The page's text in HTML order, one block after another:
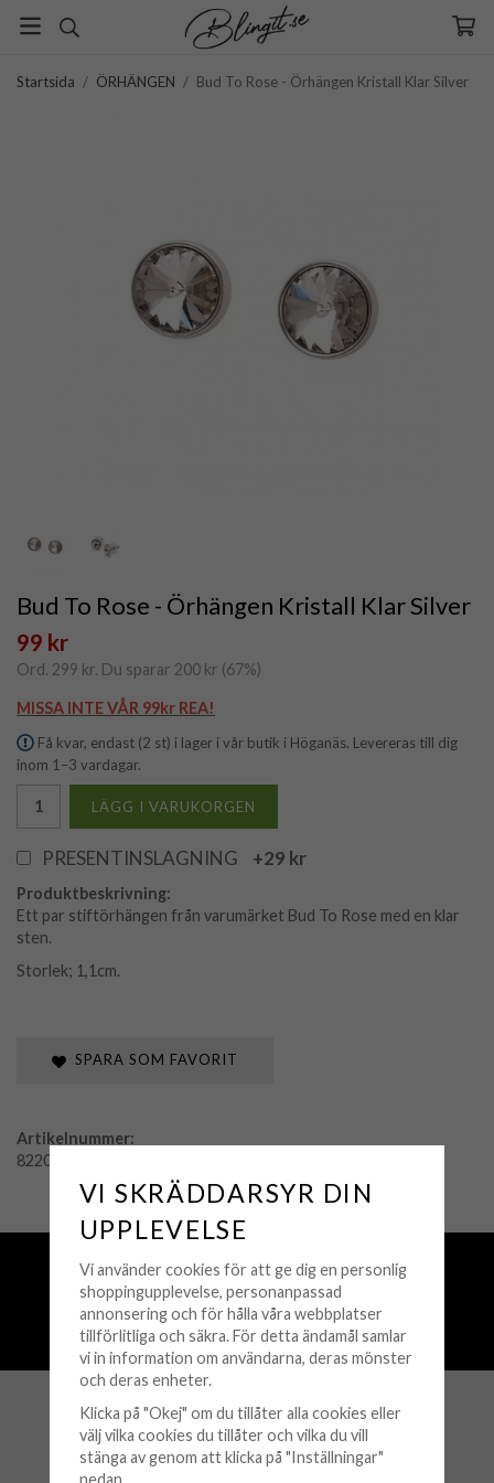
Startsida / ÖRHÄNGEN / Bud To Rose - Örhängen Kristall Klar Silver
Bud To Rose - Örhängen Kristall Klar Silver
99 kr
Ord. 299 kr. Du sparar 200 kr (67%)
MISSA INTE VÅR 99kr REA!
Få kvar, endast (2 st) i lager i vår butik i Höganäs. Levereras till dig
inom 1–3 vardagar.
LÄGG I VARUKORGEN
PRESENTINSLAGNING +29 kr
Produktbeskrivning:
Ett par stiftörhängen från varumärket Bud To Rose med en klar
sten.
Storlek; 1,1cm.
SPARA SOM FAVORIT
Artikelnummer:
822004
Snabba leveranser (1-3 vardagar)
250 000+ nöjda kunder sedan 2008
Öppet köp 30 dagar
KUNDSERVICE
Köpvillkor
VI SKRÄDDARSYR DIN
UPPLEVELSE
Vi använder cookies för att ge dig en personlig
shoppingupplevelse, personanpassad
annonsering och för hålla våra webbplatser
tillförlitliga och säkra. För detta ändamål samlar
vi in information om användarna, deras mönster
och deras enheter.
Klicka på "Okej" om du tillåter alla cookies eller
välj vilka cookies du tillåter och vilka du vill
stänga av genom att klicka på "Inställningar"
nedan.